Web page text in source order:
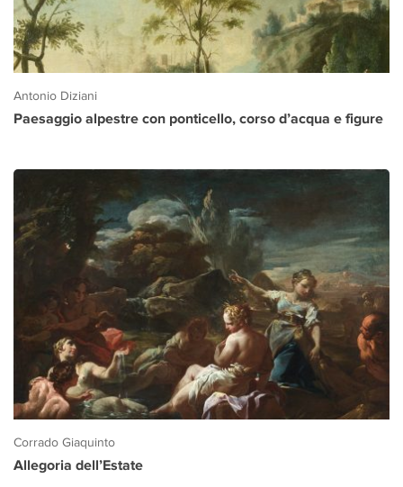
Antonio Diziani
Paesaggio alpestre con ponticello, corso d’acqua e figure
Corrado Giaquinto
Allegoria dell’Estate